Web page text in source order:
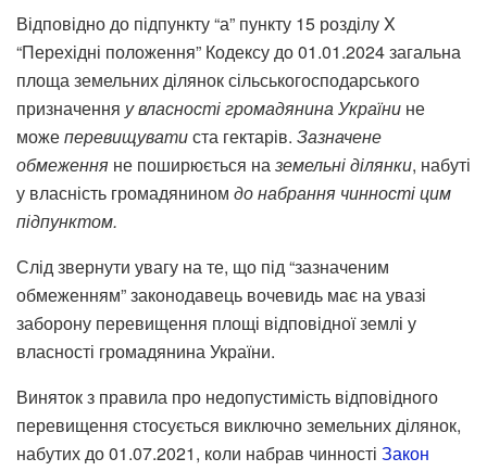
Відповідно до підпункту “а” пункту 15 розділу X
“Перехідні положення” Кодексу до 01.01.2024 загальна
площа земельних ділянок сільськогосподарського
призначення увласностігромадянинаУкраїни не
можеперевищуватиста гектарів. Зазначене
обмеження не поширюється наземельніділянки, набуті
у власність громадянином донабрання чинностіцим
підпунктом.
Слід звернути увагу на те, що під “зазначеним
обмеженням” законодавець вочевидь має на увазі
заборону перевищення площі відповідної землі у
власності громадянина України.
Виняток з правила про недопустимість відповідного
перевищення стосується виключно земельних ділянок,
набутих до 01.07.2021, коли набрав чинності Закон